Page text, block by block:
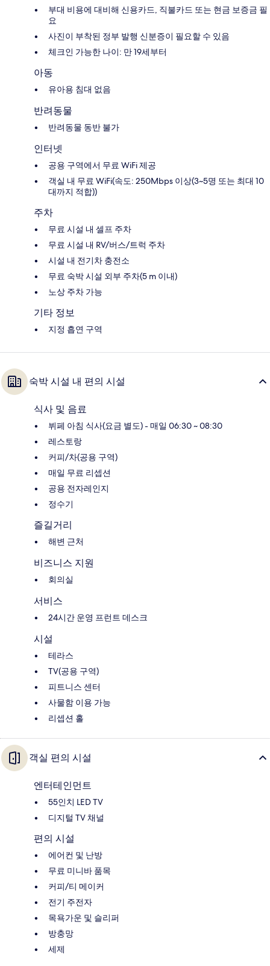
부대 비용에 대비해 신용카드, 직불카드 또는 현금 보증금 필
요
사진이 부착된 정부 발행 신분증이 필요할 수 있음
체크인 가능한 나이: 만 19세부터
아동
유아용 침대 없음
반려동물
반려동물 동반 불가
인터넷
공용 구역에서 무료 WiFi 제공
객실 내 무료 WiFi(속도: 250Mbps 이상(3~5명 또는 최대 10
대까지 적합))
주차
무료 시설 내 셀프 주차
무료 시설 내 RV/버스/트럭 주차
시설 내 전기차 충전소
무료 숙박 시설 외부 주차(5 m 이내)
노상 주차 가능
기타 정보
지정 흡연 구역
숙박 시설 내 편의 시설
식사 및 음료
뷔페 아침 식사(요금 별도) - 매일 06:30 ~ 08:30
레스토랑
커피/차(공용 구역)
매일 무료 리셉션
공용 전자레인지
정수기
즐길거리
해변 근처
비즈니스 지원
회의실
서비스
24시간 운영 프런트 데스크
시설
테라스
TV(공용 구역)
피트니스 센터
사물함 이용 가능
리셉션 홀
객실 편의 시설
엔터테인먼트
55인치 LED TV
디지털 TV 채널
편의 시설
에어컨 및 난방
무료 미니바 품목
커피/티 메이커
전기 주전자
목욕가운 및 슬리퍼
방충망
세제